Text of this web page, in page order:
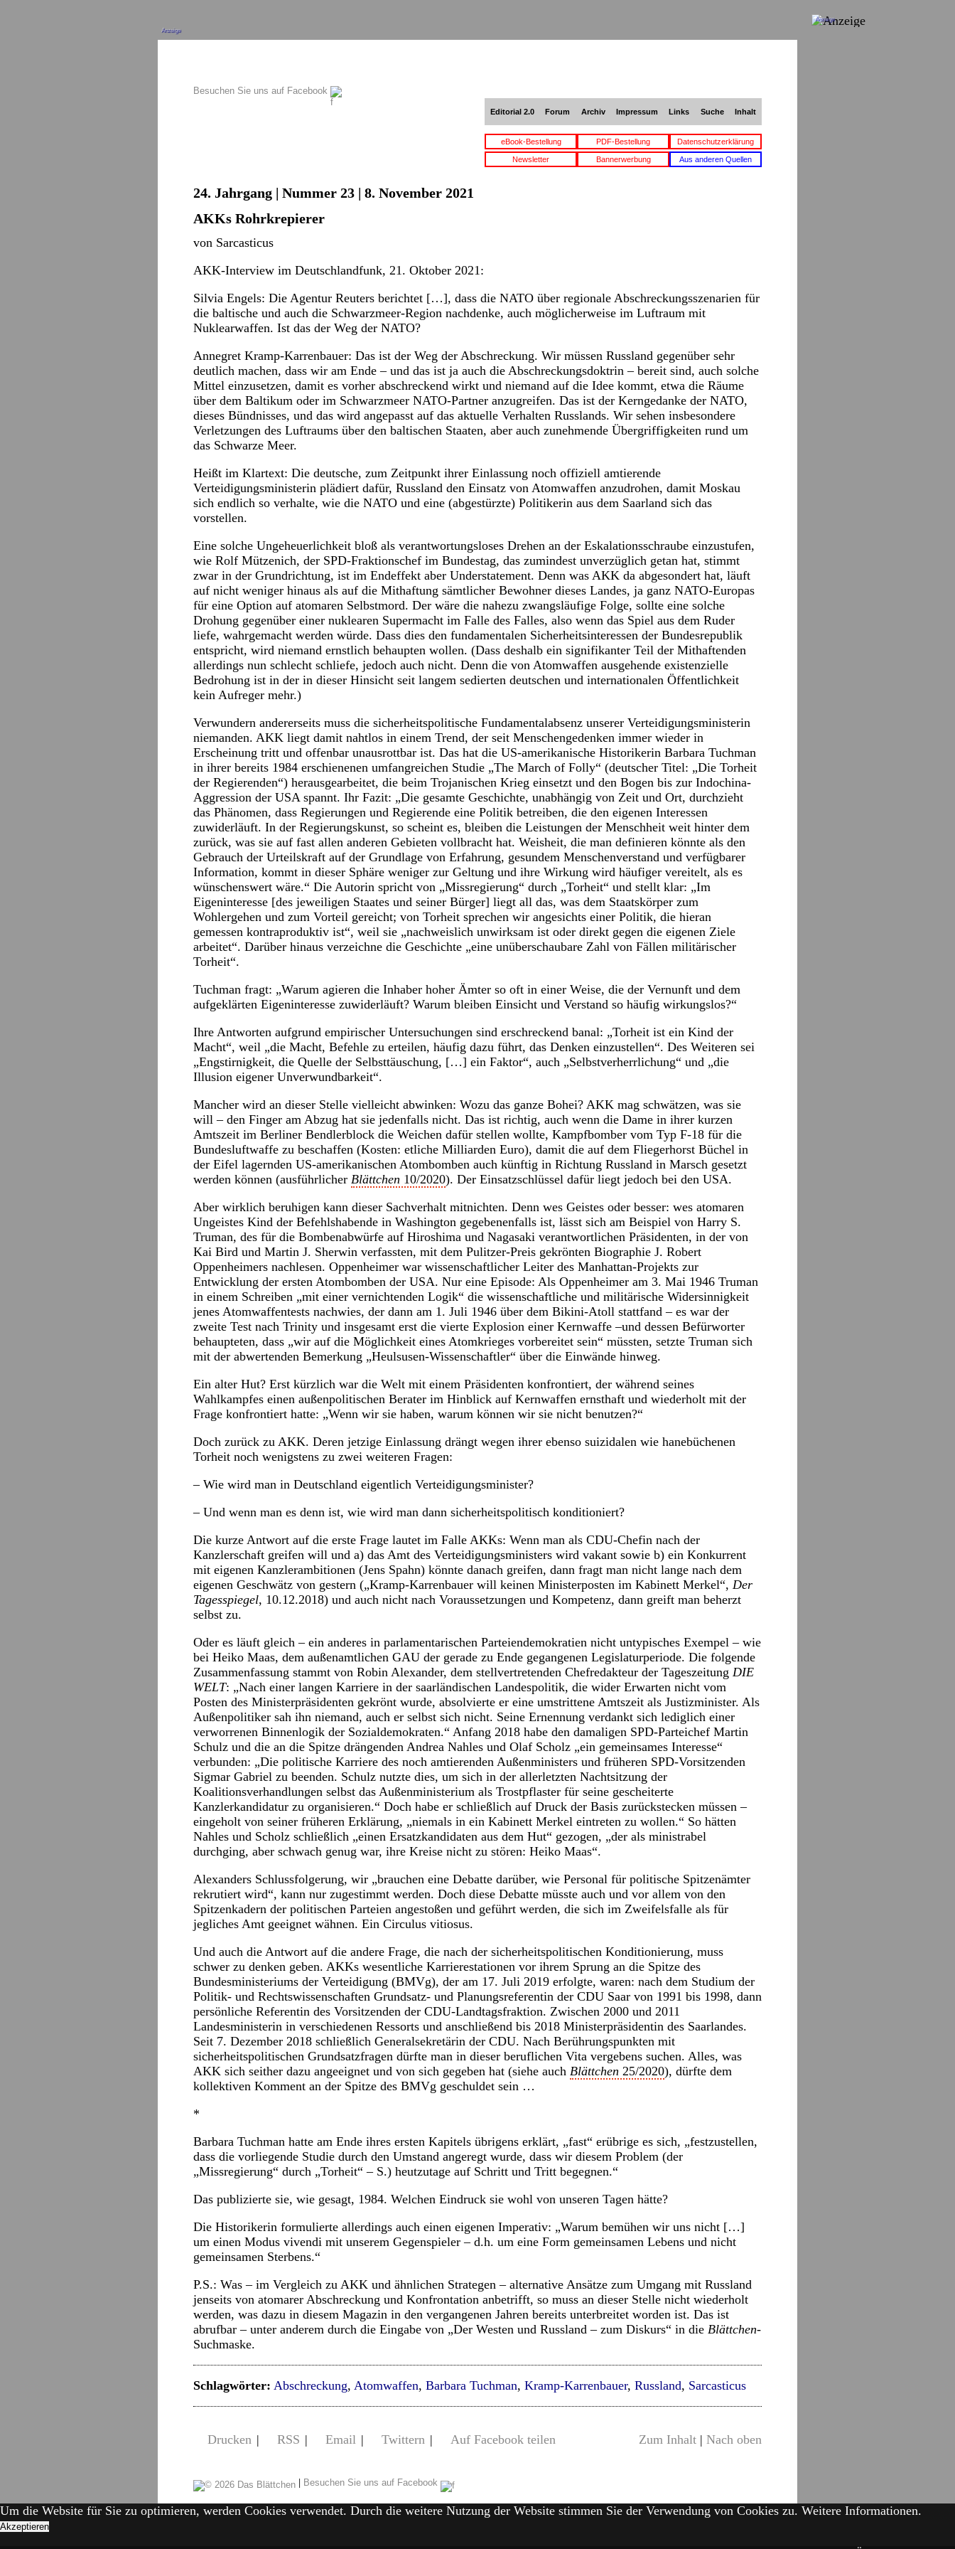
Anzeige
Besuchen Sie uns auf Facebook
Editorial 2.0 Forum Archiv Impressum Links Suche Inhalt
eBook-Bestellung PDF-Bestellung Datenschutzerklärung
Newsletter Bannerwerbung Aus anderen Quellen
24. Jahrgang | Nummer 23 | 8. November 2021
AKKs Rohrkrepierer
von Sarcasticus
AKK-Interview im Deutschlandfunk, 21. Oktober 2021:
Silvia Engels: Die Agentur Reuters berichtet […], dass die NATO über regionale Abschreckungsszenarien für
die baltische und auch die Schwarzmeer-Region nachdenke, auch möglicherweise im Luftraum mit
Nuklearwaffen. Ist das der Weg der NATO?
Annegret Kramp-Karrenbauer: Das ist der Weg der Abschreckung. Wir müssen Russland gegenüber sehr
deutlich machen, dass wir am Ende – und das ist ja auch die Abschreckungsdoktrin – bereit sind, auch solche
Mittel einzusetzen, damit es vorher abschreckend wirkt und niemand auf die Idee kommt, etwa die Räume
über dem Baltikum oder im Schwarzmeer NATO-Partner anzugreifen. Das ist der Kerngedanke der NATO,
dieses Bündnisses, und das wird angepasst auf das aktuelle Verhalten Russlands. Wir sehen insbesondere
Verletzungen des Luftraums über den baltischen Staaten, aber auch zunehmende Übergriffigkeiten rund um
das Schwarze Meer.
Heißt im Klartext: Die deutsche, zum Zeitpunkt ihrer Einlassung noch offiziell amtierende
Verteidigungsministerin plädiert dafür, Russland den Einsatz von Atomwaffen anzudrohen, damit Moskau
sich endlich so verhalte, wie die NATO und eine (abgestürzte) Politikerin aus dem Saarland sich das
vorstellen.
Eine solche Ungeheuerlichkeit bloß als verantwortungsloses Drehen an der Eskalationsschraube einzustufen,
wie Rolf Mützenich, der SPD-Fraktionschef im Bundestag, das zumindest unverzüglich getan hat, stimmt
zwar in der Grundrichtung, ist im Endeffekt aber Understatement. Denn was AKK da abgesondert hat, läuft
auf nicht weniger hinaus als auf die Mithaftung sämtlicher Bewohner dieses Landes, ja ganz NATO-Europas
für eine Option auf atomaren Selbstmord. Der wäre die nahezu zwangsläufige Folge, sollte eine solche
Drohung gegenüber einer nuklearen Supermacht im Falle des Falles, also wenn das Spiel aus dem Ruder
liefe, wahrgemacht werden würde. Dass dies den fundamentalen Sicherheitsinteressen der Bundesrepublik
entspricht, wird niemand ernstlich behaupten wollen. (Dass deshalb ein signifikanter Teil der Mithaftenden
allerdings nun schlecht schliefe, jedoch auch nicht. Denn die von Atomwaffen ausgehende existenzielle
Bedrohung ist in der in dieser Hinsicht seit langem sedierten deutschen und internationalen Öffentlichkeit
kein Aufreger mehr.)
Verwundern andererseits muss die sicherheitspolitische Fundamentalabsenz unserer Verteidigungsministerin
niemanden. AKK liegt damit nahtlos in einem Trend, der seit Menschengedenken immer wieder in
Erscheinung tritt und offenbar unausrottbar ist. Das hat die US-amerikanische Historikerin Barbara Tuchman
in ihrer bereits 1984 erschienenen umfangreichen Studie „The March of Folly“ (deutscher Titel: „Die Torheit
der Regierenden“) herausgearbeitet, die beim Trojanischen Krieg einsetzt und den Bogen bis zur Indochina-
Aggression der USA spannt. Ihr Fazit: „Die gesamte Geschichte, unabhängig von Zeit und Ort, durchzieht
das Phänomen, dass Regierungen und Regierende eine Politik betreiben, die den eigenen Interessen
zuwiderläuft. In der Regierungskunst, so scheint es, bleiben die Leistungen der Menschheit weit hinter dem
zurück, was sie auf fast allen anderen Gebieten vollbracht hat. Weisheit, die man definieren könnte als den
Gebrauch der Urteilskraft auf der Grundlage von Erfahrung, gesundem Menschenverstand und verfügbarer
Information, kommt in dieser Sphäre weniger zur Geltung und ihre Wirkung wird häufiger vereitelt, als es
wünschenswert wäre.“ Die Autorin spricht von „Missregierung“ durch „Torheit“ und stellt klar: „Im
Eigeninteresse [des jeweiligen Staates und seiner Bürger] liegt all das, was dem Staatskörper zum
Wohlergehen und zum Vorteil gereicht; von Torheit sprechen wir angesichts einer Politik, die hieran
gemessen kontraproduktiv ist“, weil sie „nachweislich unwirksam ist oder direkt gegen die eigenen Ziele
arbeitet“. Darüber hinaus verzeichne die Geschichte „eine unüberschaubare Zahl von Fällen militärischer
Torheit“.
Tuchman fragt: „Warum agieren die Inhaber hoher Ämter so oft in einer Weise, die der Vernunft und dem
aufgeklärten Eigeninteresse zuwiderläuft? Warum bleiben Einsicht und Verstand so häufig wirkungslos?“
Ihre Antworten aufgrund empirischer Untersuchungen sind erschreckend banal: „Torheit ist ein Kind der
Macht“, weil „die Macht, Befehle zu erteilen, häufig dazu führt, das Denken einzustellen“. Des Weiteren sei
„Engstirnigkeit, die Quelle der Selbsttäuschung, […] ein Faktor“, auch „Selbstverherrlichung“ und „die
Illusion eigener Unverwundbarkeit“.
Mancher wird an dieser Stelle vielleicht abwinken: Wozu das ganze Bohei? AKK mag schwätzen, was sie
will – den Finger am Abzug hat sie jedenfalls nicht. Das ist richtig, auch wenn die Dame in ihrer kurzen
Amtszeit im Berliner Bendlerblock die Weichen dafür stellen wollte, Kampfbomber vom Typ F-18 für die
Bundesluftwaffe zu beschaffen (Kosten: etliche Milliarden Euro), damit die auf dem Fliegerhorst Büchel in
der Eifel lagernden US-amerikanischen Atombomben auch künftig in Richtung Russland in Marsch gesetzt
werden können (ausführlicher Blättchen 10/2020). Der Einsatzschlüssel dafür liegt jedoch bei den USA.
Aber wirklich beruhigen kann dieser Sachverhalt mitnichten. Denn wes Geistes oder besser: wes atomaren
Ungeistes Kind der Befehlshabende in Washington gegebenenfalls ist, lässt sich am Beispiel von Harry S.
Truman, des für die Bombenabwürfe auf Hiroshima und Nagasaki verantwortlichen Präsidenten, in der von
Kai Bird und Martin J. Sherwin verfassten, mit dem Pulitzer-Preis gekrönten Biographie J. Robert
Oppenheimers nachlesen. Oppenheimer war wissenschaftlicher Leiter des Manhattan-Projekts zur
Entwicklung der ersten Atombomben der USA. Nur eine Episode: Als Oppenheimer am 3. Mai 1946 Truman
in einem Schreiben „mit einer vernichtenden Logik“ die wissenschaftliche und militärische Widersinnigkeit
jenes Atomwaffentests nachwies, der dann am 1. Juli 1946 über dem Bikini-Atoll stattfand – es war der
zweite Test nach Trinity und insgesamt erst die vierte Explosion einer Kernwaffe –und dessen Befürworter
behaupteten, dass „wir auf die Möglichkeit eines Atomkrieges vorbereitet sein“ müssten, setzte Truman sich
mit der abwertenden Bemerkung „Heulsusen-Wissenschaftler“ über die Einwände hinweg.
Ein alter Hut? Erst kürzlich war die Welt mit einem Präsidenten konfrontiert, der während seines
Wahlkampfes einen außenpolitischen Berater im Hinblick auf Kernwaffen ernsthaft und wiederholt mit der
Frage konfrontiert hatte: „Wenn wir sie haben, warum können wir sie nicht benutzen?“
Doch zurück zu AKK. Deren jetzige Einlassung drängt wegen ihrer ebenso suizidalen wie hanebüchenen
Torheit noch wenigstens zu zwei weiteren Fragen:
– Wie wird man in Deutschland eigentlich Verteidigungsminister?
– Und wenn man es denn ist, wie wird man dann sicherheitspolitisch konditioniert?
Die kurze Antwort auf die erste Frage lautet im Falle AKKs: Wenn man als CDU-Chefin nach der
Kanzlerschaft greifen will und a) das Amt des Verteidigungsministers wird vakant sowie b) ein Konkurrent
mit eigenen Kanzlerambitionen (Jens Spahn) könnte danach greifen, dann fragt man nicht lange nach dem
eigenen Geschwätz von gestern („Kramp-Karrenbauer will keinen Ministerposten im Kabinett Merkel“, Der
Tagesspiegel, 10.12.2018) und auch nicht nach Voraussetzungen und Kompetenz, dann greift man beherzt
selbst zu.
Oder es läuft gleich – ein anderes in parlamentarischen Parteiendemokratien nicht untypisches Exempel – wie
bei Heiko Maas, dem außenamtlichen GAU der gerade zu Ende gegangenen Legislaturperiode. Die folgende
Zusammenfassung stammt von Robin Alexander, dem stellvertretenden Chefredakteur der Tageszeitung DIE
WELT: „Nach einer langen Karriere in der saarländischen Landespolitik, die wider Erwarten nicht vom
Posten des Ministerpräsidenten gekrönt wurde, absolvierte er eine umstrittene Amtszeit als Justizminister. Als
Außenpolitiker sah ihn niemand, auch er selbst sich nicht. Seine Ernennung verdankt sich lediglich einer
verworrenen Binnenlogik der Sozialdemokraten.“ Anfang 2018 habe den damaligen SPD-Parteichef Martin
Schulz und die an die Spitze drängenden Andrea Nahles und Olaf Scholz „ein gemeinsames Interesse“
verbunden: „Die politische Karriere des noch amtierenden Außenministers und früheren SPD-Vorsitzenden
Sigmar Gabriel zu beenden. Schulz nutzte dies, um sich in der allerletzten Nachtsitzung der
Koalitionsverhandlungen selbst das Außenministerium als Trostpflaster für seine gescheiterte
Kanzlerkandidatur zu organisieren.“ Doch habe er schließlich auf Druck der Basis zurückstecken müssen –
eingeholt von seiner früheren Erklärung, „niemals in ein Kabinett Merkel eintreten zu wollen.“ So hätten
Nahles und Scholz schließlich „einen Ersatzkandidaten aus dem Hut“ gezogen, „der als ministrabel
durchging, aber schwach genug war, ihre Kreise nicht zu stören: Heiko Maas“.
Alexanders Schlussfolgerung, wir „brauchen eine Debatte darüber, wie Personal für politische Spitzenämter
rekrutiert wird“, kann nur zugestimmt werden. Doch diese Debatte müsste auch und vor allem von den
Spitzenkadern der politischen Parteien angestoßen und geführt werden, die sich im Zweifelsfalle als für
jegliches Amt geeignet wähnen. Ein Circulus vitiosus.
Und auch die Antwort auf die andere Frage, die nach der sicherheitspolitischen Konditionierung, muss
schwer zu denken geben. AKKs wesentliche Karrierestationen vor ihrem Sprung an die Spitze des
Bundesministeriums der Verteidigung (BMVg), der am 17. Juli 2019 erfolgte, waren: nach dem Studium der
Politik- und Rechtswissenschaften Grundsatz- und Planungsreferentin der CDU Saar von 1991 bis 1998, dann
persönliche Referentin des Vorsitzenden der CDU-Landtagsfraktion. Zwischen 2000 und 2011
Landesministerin in verschiedenen Ressorts und anschließend bis 2018 Ministerpräsidentin des Saarlandes.
Seit 7. Dezember 2018 schließlich Generalsekretärin der CDU. Nach Berührungspunkten mit
sicherheitspolitischen Grundsatzfragen dürfte man in dieser beruflichen Vita vergebens suchen. Alles, was
AKK sich seither dazu angeeignet und von sich gegeben hat (siehe auch Blättchen 25/2020), dürfte dem
kollektiven Komment an der Spitze des BMVg geschuldet sein …
*
Barbara Tuchman hatte am Ende ihres ersten Kapitels übrigens erklärt, „fast“ erübrige es sich, „festzustellen,
dass die vorliegende Studie durch den Umstand angeregt wurde, dass wir diesem Problem (der
„Missregierung“ durch „Torheit“ – S.) heutzutage auf Schritt und Tritt begegnen.“
Das publizierte sie, wie gesagt, 1984. Welchen Eindruck sie wohl von unseren Tagen hätte?
Die Historikerin formulierte allerdings auch einen eigenen Imperativ: „Warum bemühen wir uns nicht […]
um einen Modus vivendi mit unserem Gegenspieler – d.h. um eine Form gemeinsamen Lebens und nicht
gemeinsamen Sterbens.“
P.S.: Was – im Vergleich zu AKK und ähnlichen Strategen – alternative Ansätze zum Umgang mit Russland
jenseits von atomarer Abschreckung und Konfrontation anbetrifft, so muss an dieser Stelle nicht wiederholt
werden, was dazu in diesem Magazin in den vergangenen Jahren bereits unterbreitet worden ist. Das ist
abrufbar – unter anderem durch die Eingabe von „Der Westen und Russland – zum Diskurs“ in die Blättchen-
Suchmaske.
Schlagwörter: Abschreckung, Atomwaffen, Barbara Tuchman, Kramp-Karrenbauer, Russland, Sarcasticus
Drucken | RSS | Email | Twittern | Auf Facebook teilen Zum Inhalt | Nach oben
| Besuchen Sie uns auf Facebook
Anzeige
Um die Website für Sie zu optimieren, werden Cookies verwendet. Durch die weitere Nutzung der Website stimmen Sie der Verwendung von Cookies zu. Weitere Informationen.
Akzeptieren